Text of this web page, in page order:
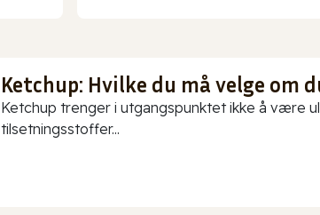
Ketchup: Hvilke du må velge om
Ketchup trenger i utgangspunktet ikke å være
tilsetningsstoffer...